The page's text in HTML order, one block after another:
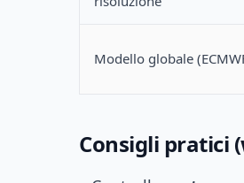
Modello globale
Consigli pratici